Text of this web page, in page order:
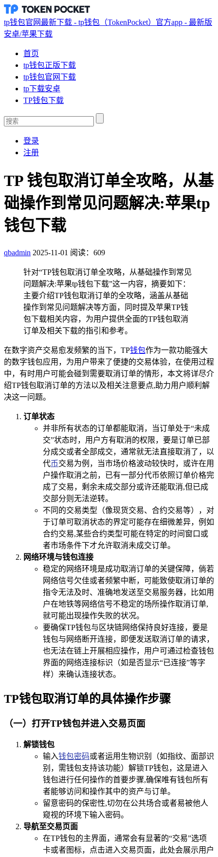
tp钱包官网最新下载 - tp钱包（TokenPocket）官方app - 最新版
安卓/苹果下载
首页
tp钱包正版下载
tp钱包官网下载
tp下载安卓
TP钱包下载
登录
注册
TP 钱包取消订单全攻略，从基
础操作到常见问题解决:苹果tp
钱包下载
qbadmin 2025-11-01 阅读：609
针对“TP钱包取消订单全攻略，从基础操作到常见
问题解决:苹果tp钱包下载”这一内容，摘要如下：
主要介绍TP钱包取消订单的全攻略，涵盖从基础
操作到常见问题解决等方面，同时提及苹果TP钱
包下载相关内容，为用户提供全面的TP钱包取消
订单及相关下载的指引和参考。
在数字资产交易愈发频繁的当下，TP钱包作为一款功能强大
的数字钱包应用，为用户带来了便捷的交易体验，在使用过程
中，有时用户可能会碰到需要取消订单的情形，本文将详尽介
绍TP钱包取消订单的方法以及相关注意要点,助力用户顺利解
决这一问题。
订单状态
并非所有状态的订单都能取消，当订单处于“未成
交”状态时，用户方有取消的权限，要是订单已部
分成交或者全部成交，通常就无法直接取消了，以
代币交易为例，当市场价格波动较快时，或许在用
户操作取消之前，已有一部分代币依照订单价格完
成了交易，剩余未成交部分或许还能取消,但已成
交部分则无法逆转。
不同的交易类型（像现货交易、合约交易等），对
于订单可取消状态的界定可能存在细微差异，例如
合约交易,某些合约类型可能在特定的时间窗口或
者市场条件下才允许取消未成交订单。
网络环境与钱包连接
稳定的网络环境是成功取消订单的关键保障，倘若
网络信号欠佳或者频繁中断，可能致使取消订单的
指令无法及时、准确地发送至交易服务器，比如用
户在地铁等网络信号不稳定的场所操作取消订单,
就可能出现操作失败的状况。
要确保TP钱包与区块链网络保持良好连接，要是
钱包与网络断开连接，即便发送取消订单的请求，
也无法在链上开展相应操作，用户可通过检查钱包
界面的网络连接标识（如是否显示“已连接”等字
样）来确认连接状态。
TP钱包取消订单的具体操作步骤
（一）打开TP钱包并进入交易页面
解锁钱包
输入钱包密码或者运用生物识别（如指纹、面部识
别，需钱包支持该功能）解锁TP钱包，这是进入
钱包进行任何操作的首要步骤,确保唯有钱包所有
者能够访问和操作其中的资产与订单。
留意密码的保密性,切勿在公共场合或者易被他人
窥视的环境下输入密码。
导航至交易页面
在TP钱包的主界面，通常会有显著的“交易”选项
卡或者图标，点击进入交易页面，此处会展示用户